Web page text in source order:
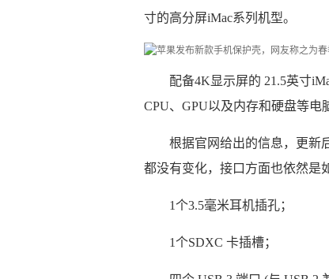
寸的高分屏iMac系列机型。
配备4K显示屏的 21.5英寸
CPU、GPU以及内存和硬盘等电
根据官网给出的信息，更新
都没有变化，接口方面也依然是
1个3.5毫米耳机插孔；
1个SDXC 卡插槽；